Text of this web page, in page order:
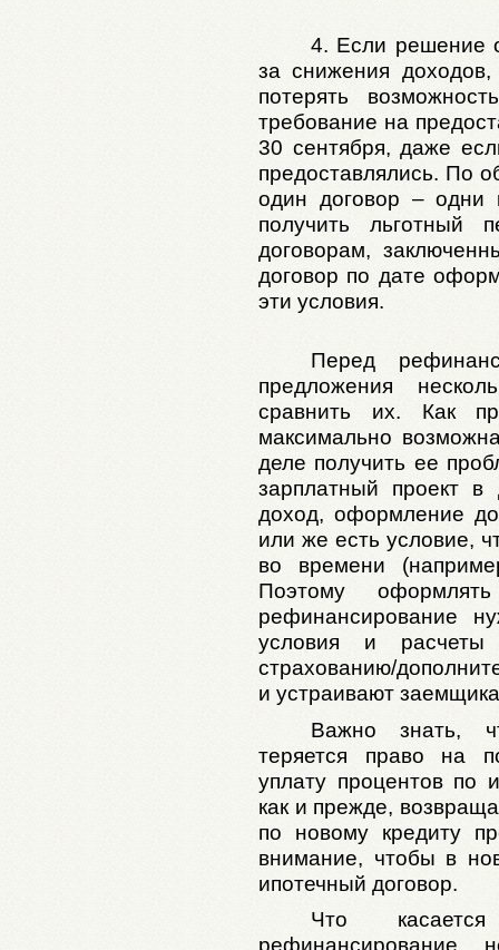
4. Если решение
за снижения
потерять
требование на
30 сентября, даже
предоставлялись. По
один договор – одни
получить льготный
договорам,
договор по дате
эти условия.
Перед
предложения
сравнить их. Как
максимально
деле получить ее
зарплатный проект
доход, оформление
или же есть условие,
во времени
Поэтому
рефинансирование
условия и расчеты
страхованию/
и устраивают
Важно знать,
теряется право на
уплату процентов по
как и прежде,
по новому кредиту
внимание, чтобы в
ипотечный договор.
Что
рефинансирование